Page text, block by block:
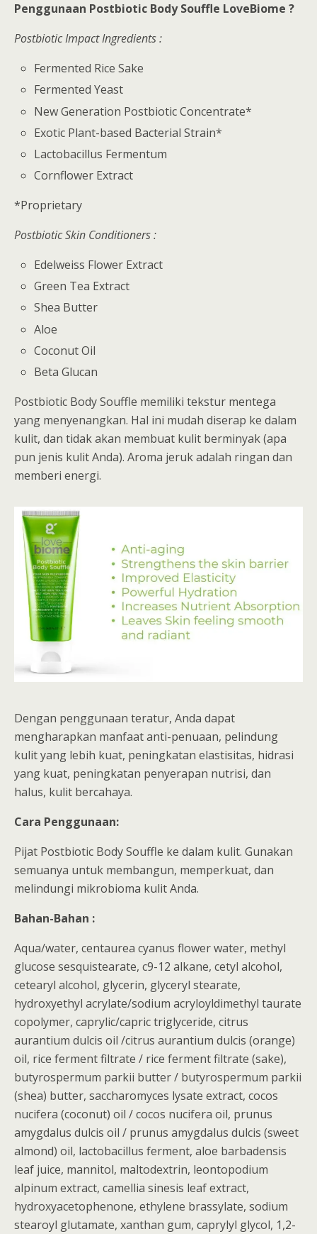
Penggunaan Postbiotic Body Souffle LoveBiome ?
Postbiotic Impact Ingredients :
Fermented Rice Sake
Fermented Yeast
New Generation Postbiotic Concentrate*
Exotic Plant-based Bacterial Strain*
Lactobacillus Fermentum
Cornflower Extract
*Proprietary
Postbiotic Skin Conditioners :
Edelweiss Flower Extract
Green Tea Extract
Shea Butter
Aloe
Coconut Oil
Beta Glucan
Postbiotic Body Souffle memiliki tekstur mentega
yang menyenangkan. Hal ini mudah diserap ke dalam
kulit, dan tidak akan membuat kulit berminyak (apa
pun jenis kulit Anda). Aroma jeruk adalah ringan dan
memberi energi.
Dengan penggunaan teratur, Anda dapat
mengharapkan manfaat anti-penuaan, pelindung
kulit yang lebih kuat, peningkatan elastisitas, hidrasi
yang kuat, peningkatan penyerapan nutrisi, dan
halus, kulit bercahaya.
Cara Penggunaan:
Pijat Postbiotic Body Souffle ke dalam kulit. Gunakan
semuanya untuk membangun, memperkuat, dan
melindungi mikrobioma kulit Anda.
Bahan-Bahan :
Aqua/water, centaurea cyanus flower water, methyl
glucose sesquistearate, c9-12 alkane, cetyl alcohol,
cetearyl alcohol, glycerin, glyceryl stearate,
hydroxyethyl acrylate/sodium acryloyldimethyl taurate
copolymer, caprylic/capric triglyceride, citrus
aurantium dulcis oil /citrus aurantium dulcis (orange)
oil, rice ferment filtrate / rice ferment filtrate (sake),
butyrospermum parkii butter / butyrospermum parkii
(shea) butter, saccharomyces lysate extract, cocos
nucifera (coconut) oil / cocos nucifera oil, prunus
amygdalus dulcis oil / prunus amygdalus dulcis (sweet
almond) oil, lactobacillus ferment, aloe barbadensis
leaf juice, mannitol, maltodextrin, leontopodium
alpinum extract, camellia sinesis leaf extract,
hydroxyacetophenone, ethylene brassylate, sodium
stearoyl glutamate, xanthan gum, caprylyl glycol, 1,2-